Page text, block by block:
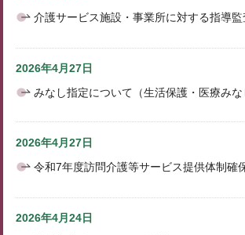
介護サービス施設・事業所に対する指導監
2026年4月27日
みなし指定について（生活保護・医療みな
2026年4月27日
令和7年度訪問介護等サービス提供体制確
2026年4月24日